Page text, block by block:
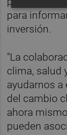
para
inversión.
"La
clima, salud
ayudarnos a
del cambio
ahora
pueden